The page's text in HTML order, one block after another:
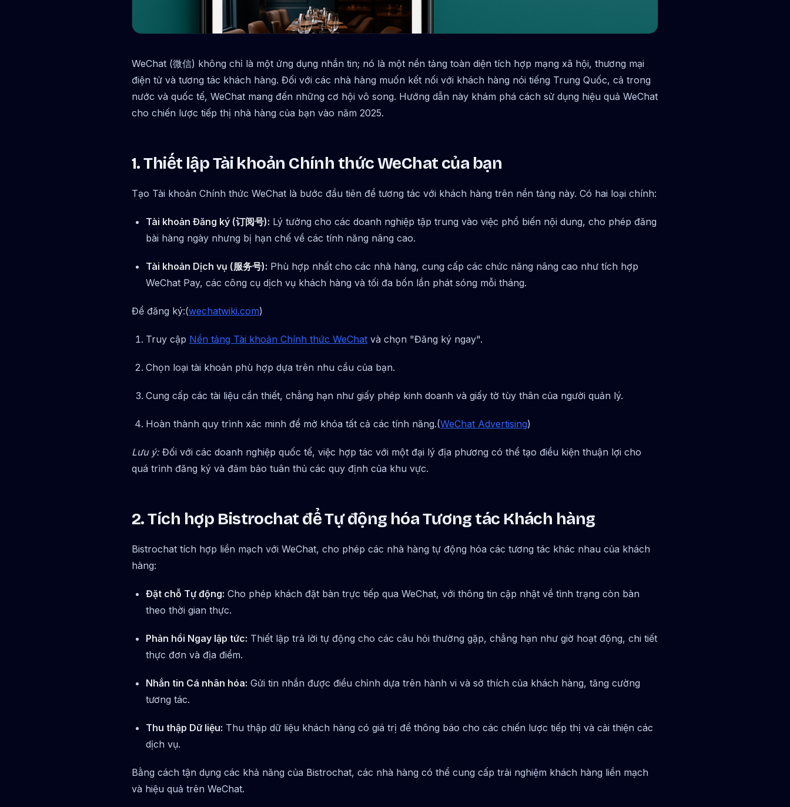
WeChat (微信) không chỉ là một ứng dụng nhắn tin; nó là một nền tảng toàn diện tích hợp mạng xã hội, thương mại
điện tử và tương tác khách hàng. Đối với các nhà hàng muốn kết nối với khách hàng nói tiếng Trung Quốc, cả trong
nước và quốc tế, WeChat mang đến những cơ hội vô song. Hướng dẫn này khám phá cách sử dụng hiệu quả WeChat
cho chiến lược tiếp thị nhà hàng của bạn vào năm 2025.
1. Thiết lập Tài khoản Chính thức WeChat của bạn
Tạo Tài khoản Chính thức WeChat là bước đầu tiên để tương tác với khách hàng trên nền tảng này. Có hai loại chính:
Tài khoản Đăng ký (订阅号): Lý tưởng cho các doanh nghiệp tập trung vào việc phổ biến nội dung, cho phép đăng
bài hàng ngày nhưng bị hạn chế về các tính năng nâng cao.
Tài khoản Dịch vụ (服务号): Phù hợp nhất cho các nhà hàng, cung cấp các chức năng nâng cao như tích hợp
WeChat Pay, các công cụ dịch vụ khách hàng và tối đa bốn lần phát sóng mỗi tháng.
Để đăng ký:(wechatwiki.com)
Truy cập Nền tảng Tài khoản Chính thức WeChat và chọn "Đăng ký ngay".
Chọn loại tài khoản phù hợp dựa trên nhu cầu của bạn.
Cung cấp các tài liệu cần thiết, chẳng hạn như giấy phép kinh doanh và giấy tờ tùy thân của người quản lý.
Hoàn thành quy trình xác minh để mở khóa tất cả các tính năng.(WeChat Advertising)
Lưu ý:Đối với các doanh nghiệp quốc tế, việc hợp tác với một đại lý địa phương có thể tạo điều kiện thuận lợi cho
quá trình đăng ký và đảm bảo tuân thủ các quy định của khu vực.
2. Tích hợp Bistrochat để Tự động hóa Tương tác Khách hàng
Bistrochat tích hợp liền mạch với WeChat, cho phép các nhà hàng tự động hóa các tương tác khác nhau của khách
hàng:
Đặt chỗ Tự động: Cho phép khách đặt bàn trực tiếp qua WeChat, với thông tin cập nhật về tình trạng còn bàn
theo thời gian thực.
Phản hồi Ngay lập tức: Thiết lập trả lời tự động cho các câu hỏi thường gặp, chẳng hạn như giờ hoạt động, chi tiết
thực đơn và địa điểm.
Nhắn tin Cá nhân hóa: Gửi tin nhắn được điều chỉnh dựa trên hành vi và sở thích của khách hàng, tăng cường
tương tác.
Thu thập Dữ liệu: Thu thập dữ liệu khách hàng có giá trị để thông báo cho các chiến lược tiếp thị và cải thiện các
dịch vụ.
Bằng cách tận dụng các khả năng của Bistrochat, các nhà hàng có thể cung cấp trải nghiệm khách hàng liền mạch
và hiệu quả trên WeChat.